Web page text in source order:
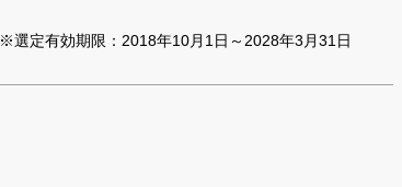
※選定有効期限：2018年10月1日～2028年3月31日